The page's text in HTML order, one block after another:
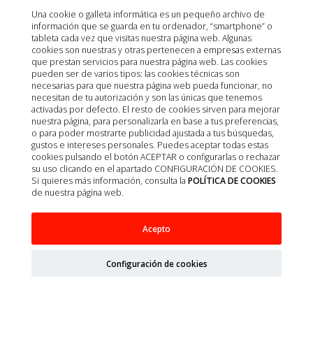
Contacto
Sobre nosotros
Política de privacidad
Política de calidad
Política de cookies
Condiciones de Venta
Aviso Legal
Mapa del sitio
Organismos
Ministerio de Agricultura, Pesca, Alimentación y Medio
Ambiente (MAPA)
Agencia Española de Medicamentos y Productos
AEMPS del centro de información de medicamentos
Una cookie o galleta informática es un pequeño archivo de
información que se guarda en tu ordenador, “smartphone” o
tableta cada vez que visitas nuestra página web. Algunas
cookies son nuestras y otras pertenecen a empresas externas
que prestan servicios para nuestra página web. Las cookies
pueden ser de varios tipos: las cookies técnicas son
necesarias para que nuestra página web pueda funcionar, no
necesitan de tu autorización y son las únicas que tenemos
activadas por defecto. El resto de cookies sirven para mejorar
nuestra página, para personalizarla en base a tus preferencias,
o para poder mostrarte publicidad ajustada a tus búsquedas,
gustos e intereses personales. Puedes aceptar todas estas
cookies pulsando el botón ACEPTAR o configurarlas o rechazar
su uso clicando en el apartado CONFIGURACIÓN DE COOKIES.
Si quieres más información, consulta la POLÍTICA DE COOKIES
de nuestra página web.
Acepto
Configuración de cookies